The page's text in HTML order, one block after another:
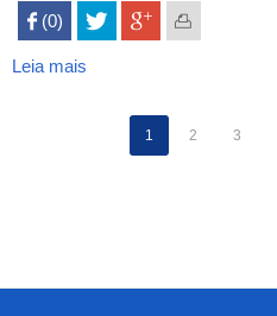
 (0)
Leia mais
Mônica
1 2 3